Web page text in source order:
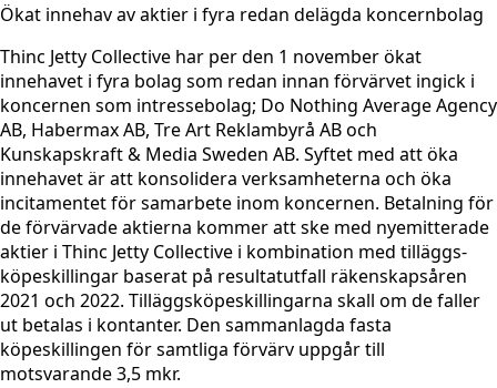
Ökat innehav av aktier i fyra redan delägda koncernbolag
Thinc Jetty Collective har per den 1 november ökat
innehavet i fyra bolag som redan innan förvärvet ingick i
koncernen som intressebolag; Do Nothing Average Agency
AB, Habermax AB, Tre Art Reklambyrå AB och
Kunskapskraft & Media Sweden AB. Syftet med att öka
innehavet är att konsolidera verksamheterna och öka
incitamentet för samarbete inom koncernen. Betalning för
de förvärvade aktierna kommer att ske med nyemitterade
aktier i Thinc Jetty Collective i kombination med tilläggs-
köpeskillingar baserat på resultatutfall räkenskapsåren
2021 och 2022. Tilläggsköpeskillingarna skall om de faller
ut betalas i kontanter. Den sammanlagda fasta
köpeskillingen för samtliga förvärv uppgår till
motsvarande 3,5 mkr.